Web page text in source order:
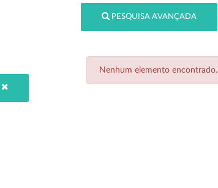
PESQUISA AVANÇADA
Nenhum elemento encontrado.